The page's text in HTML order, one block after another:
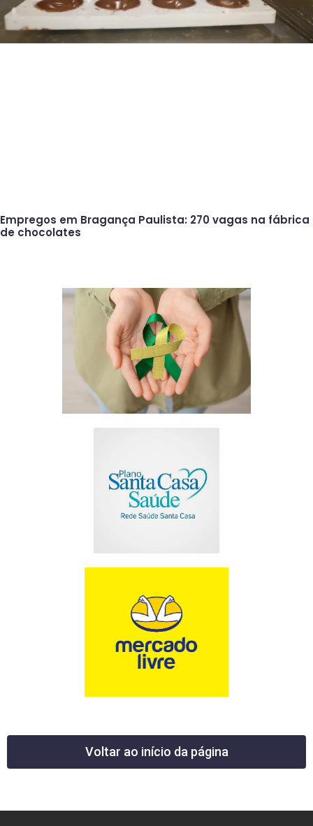
Empregos em Bragança Paulista: 270 vagas na fábrica
de chocolates
Voltar ao início da página